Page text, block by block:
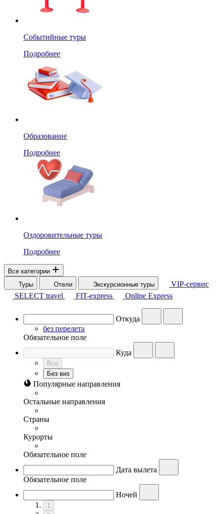
Событийные туры
Подробнее
Образование
Подробнее
Оздоровительные туры
Подробнее
Все категории
Туры
Отели Экскурсионные туры
VIP-сервис
SELECT travel
FIT-express Online Express
Откуда
без перелета
Обязательное поле
Куда
Все
Без виз
Популярные направления
Остальные направления
Страны
Курорты
Обязательное поле
Дата вылета
Обязательное поле
Ночей
1